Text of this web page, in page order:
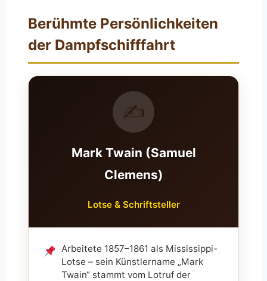
Berühmte Persönlichkeiten
der Dampfschifffahrt
✍️
Mark Twain (Samuel
Clemens)
Lotse & Schriftsteller
Arbeitete 1857–1861 als Mississippi-
Lotse – sein Künstlername „Mark
Twain“ stammt vom Lotruf der